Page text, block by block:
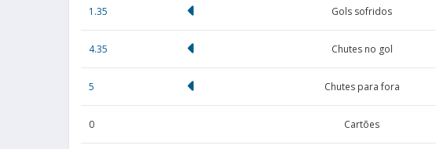
1.35 Gols sofridos
4.35 Chutes no gol
5 Chutes para fora
0 Cartões